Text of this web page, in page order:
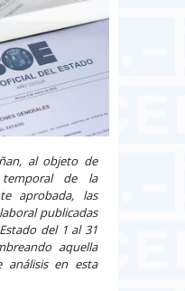
al objeto de
de la
aprobada, las
publicadas
del 1 al 31
aquella
en esta